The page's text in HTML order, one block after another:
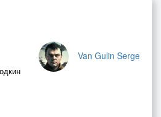
Van Gulin Serge